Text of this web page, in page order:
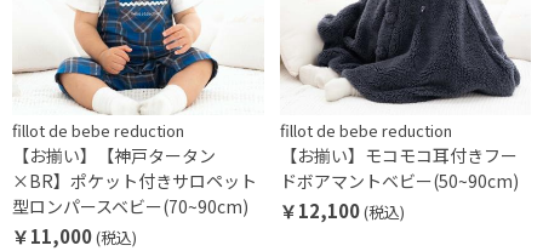
fillot de bebe reduction
【お揃い】【神戸タータン
×BR】ポケット付きサロペット
型ロンパースベビー(70~90cm)
￥11,000(税込)
fillot de bebe reduction
【お揃い】モコモコ耳付きフー
ドボアマントベビー(50~90cm)
￥12,100(税込)